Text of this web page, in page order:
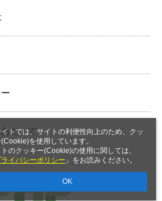
トでは、サイトの利便性向上のため、クッ
を使用しています。
のクッキー(Cookie)の使用に関しては、
ライバシーポリシー 」をお読みください。
OK
たって